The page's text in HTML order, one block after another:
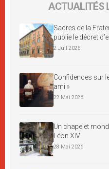
ACTUALITÉS
Sacres de la
publie le décret
2 Juil 2026
Confidences sur
ami »
22 Mai 2026
Un chapelet
Léon XIV
28 Mai 2026